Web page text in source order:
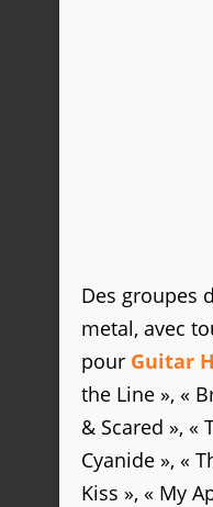
Des groupes
metal, avec
pour Guitar
the Line », «
& Scared », «
Cyanide », «
Kiss », « My